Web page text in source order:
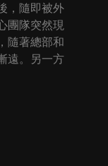
，隨即被外
團隊突然現
隨著總部和
遠。另一方